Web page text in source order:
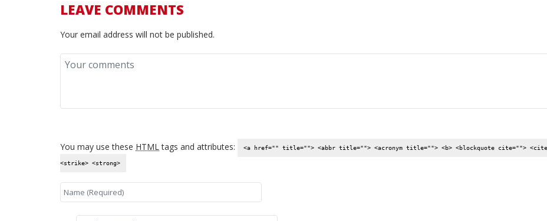
LEAVE COMMENTS
Your email address will not be published.
You may use these HTMLtags and attributes: <a href="" title=""> <abbr title=""> <acronym title=""> <b> <blockquote cite="">
<strike> <strong>